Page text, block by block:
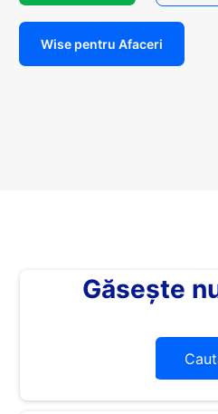
Wise pentru Afaceri
Găsește